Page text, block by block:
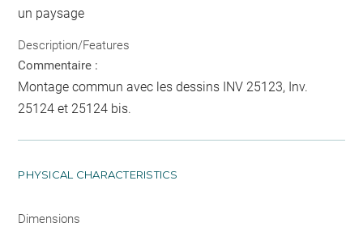
un paysage
Description/Features
Commentaire :
Montage commun avec les dessins INV 25123, Inv.
25124 et 25124 bis.
PHYSICAL CHARACTERISTICS
Dimensions